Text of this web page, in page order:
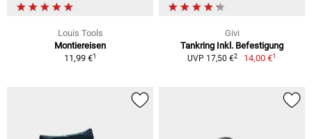
Louis Tools
Montiereisen
11,99 €1
Givi
Tankring Inkl. Befestigung
UVP 17,50 €2 14,00 €1